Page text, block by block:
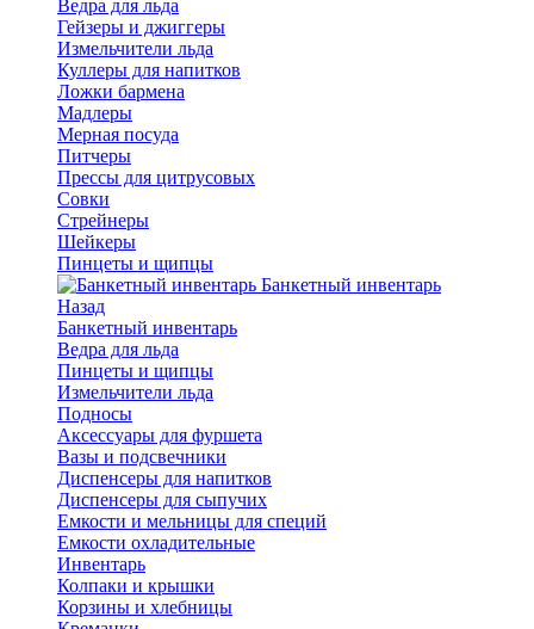
Ведра для льда
Гейзеры и джиггеры
Измельчители льда
Куллеры для напитков
Ложки бармена
Мадлеры
Мерная посуда
Питчеры
Прессы для цитрусовых
Совки
Стрейнеры
Шейкеры
Пинцеты и щипцы
Банкетный инвентарь
Назад
Банкетный инвентарь
Ведра для льда
Пинцеты и щипцы
Измельчители льда
Подносы
Аксессуары для фуршета
Вазы и подсвечники
Диспенсеры для напитков
Диспенсеры для сыпучих
Емкости и мельницы для специй
Емкости охладительные
Инвентарь
Колпаки и крышки
Корзины и хлебницы